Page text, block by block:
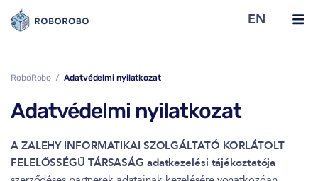
EN
RoboRobo Adatvédelmi nyilatkozat
Adatvédelmi nyilatkozat
A ZALEHY INFORMATIKAI SZOLGÁLTATÓ KORLÁTOLT
FELELŐSSÉGŰ TÁRSASÁG adatkezelési tájékoztatója